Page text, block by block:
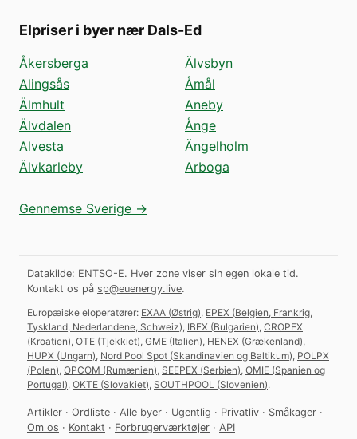
Elpriser i byer nær Dals-Ed
Åkersberga
Alingsås
Älmhult
Älvdalen
Alvesta
Älvkarleby
Älvsbyn
Åmål
Aneby
Ånge
Ängelholm
Arboga
Gennemse Sverige →
Datakilde: ENTSO-E. Hver zone viser sin egen lokale tid.
Kontakt os på sp@euenergy.live.
Europæiske eloperatører: EXAA (Østrig) EPEX (Belgien, Frankrig,
Tyskland, Nederlandene, Schweiz) IBEX (Bulgarien) CROPEX
(Kroatien) OTE (Tjekkiet) GME (Italien) HENEX (Grækenland)
HUPX (Ungarn) Nord Pool Spot (Skandinavien og Baltikum) POLPX
(Polen) OPCOM (Rumænien) SEEPEX (Serbien) OMIE (Spanien og
Portugal) OKTE (Slovakiet) SOUTHPOOL (Slovenien).
Artikler · Ordliste · Alle byer · Ugentlig · Privatliv · Småkager ·
Om os · Kontakt · Forbrugerværktøjer · API